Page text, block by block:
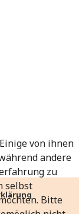
von ihnen
andere
zu
selbst
Bitte